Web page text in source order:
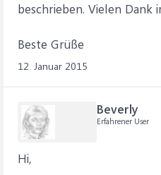
beschrieben. Vielen Dank
Beste Grüße
12. Januar 2015
Beverly
Erfahrener User
Hi,